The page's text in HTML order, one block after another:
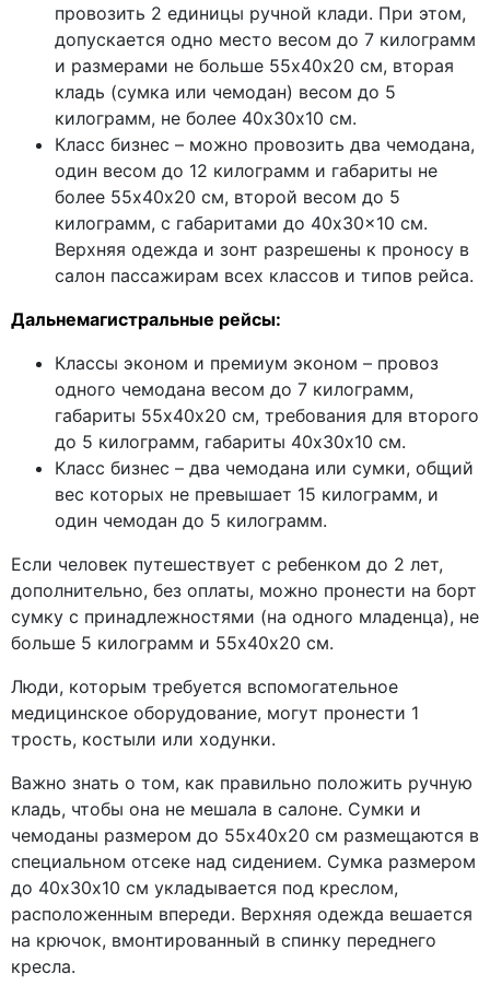
провозить 2 единицы ручной клади. При этом,
допускается одно место весом до 7 килограмм
и размерами не больше 55х40х20 см, вторая
кладь (сумка или чемодан) весом до 5
килограмм, не более 40х30х10 см.
Класс бизнес – можно провозить два чемодана,
один весом до 12 килограмм и габариты не
более 55х40х20 см, второй весом до 5
килограмм, с габаритами до 40x30x10 см.
Верхняя одежда и зонт разрешены к проносу в
салон пассажирам всех классов и типов рейса.
Дальнемагистральные рейсы:
Классы эконом и премиум эконом – провоз
одного чемодана весом до 7 килограмм,
габариты 55х40х20 см, требования для второго
до 5 килограмм, габариты 40х30х10 см.
Класс бизнес – два чемодана или сумки, общий
вес которых не превышает 15 килограмм, и
один чемодан до 5 килограмм.
Если человек путешествует с ребенком до 2 лет,
дополнительно, без оплаты, можно пронести на борт
сумку с принадлежностями (на одного младенца), не
больше 5 килограмм и 55х40х20 см.
Люди, которым требуется вспомогательное
медицинское оборудование, могут пронести 1
трость, костыли или ходунки.
Важно знать о том, как правильно положить ручную
кладь, чтобы она не мешала в салоне. Сумки и
чемоданы размером до 55х40х20 см размещаются в
специальном отсеке над сидением. Сумка размером
до 40х30х10 см укладывается под креслом,
расположенным впереди. Верхняя одежда вешается
на крючок, вмонтированный в спинку переднего
кресла.